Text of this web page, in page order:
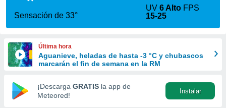
a este
las
y
forma
digital
basada
Sensación de 33°
UV6 Alto FPS
15-25
Última hora
Aguanieve, heladas de hasta -3 °C y chubascos
marcarán el fin de semana en la RM
¡Descarga GRATIS la app de
Meteored!
Instalar